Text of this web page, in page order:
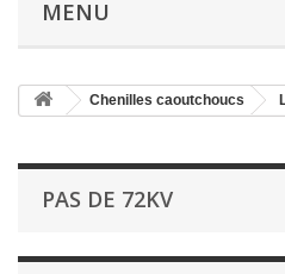
MENU
Chenilles caoutchoucs
PAS DE 72KV